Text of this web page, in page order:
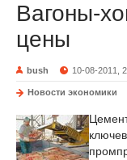
Вагоны-
цены
bush 10-08-2011,
Новости экономики